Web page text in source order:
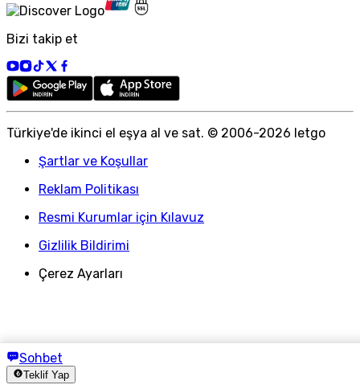
Sohbet
Teklif Yap
Bizi takip et
Türkiye'de ikinci el eşya al ve sat. © 2006-2026 letgo
Şartlar ve Koşullar
Reklam Politikası
Resmi Kurumlar için Kılavuz
Gizlilik Bildirimi
Çerez Ayarları